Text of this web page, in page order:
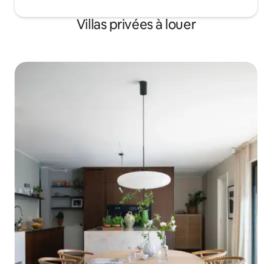
Villas privées à louer